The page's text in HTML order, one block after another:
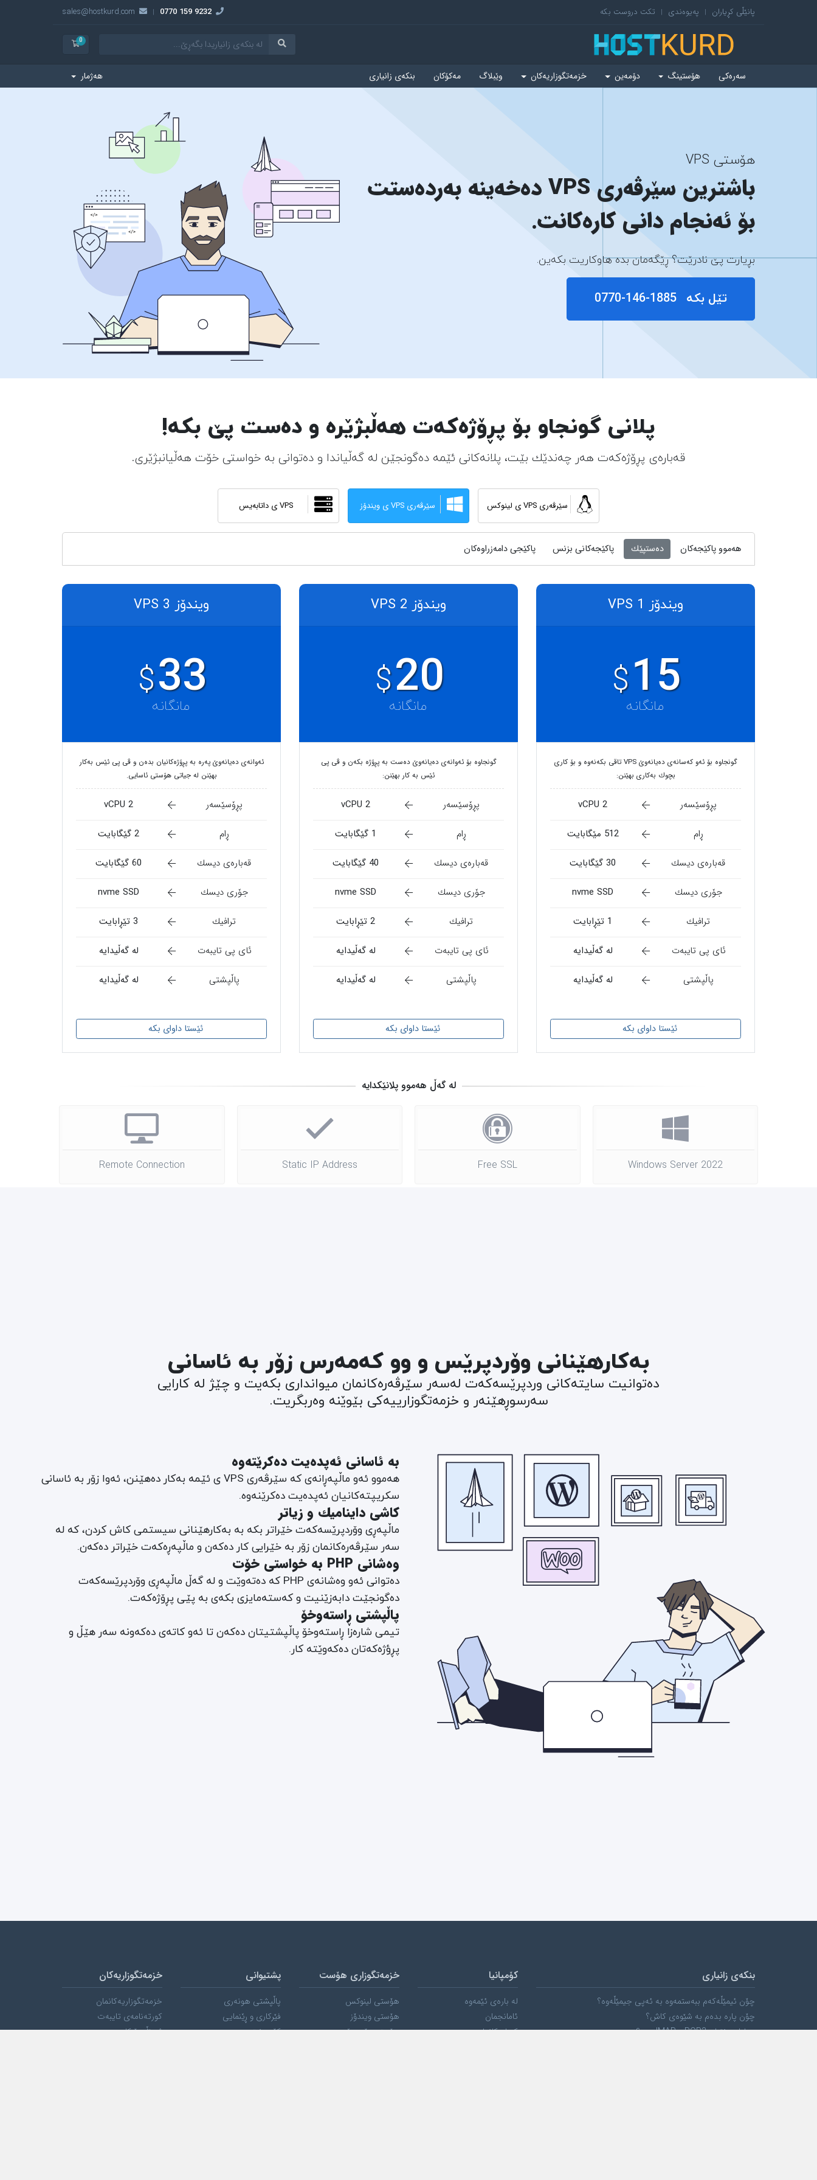
پانێڵی کڕیاران | پەیوەندی | تکت دروست بکە 9232 159 0770
|
sales@hostkurd.com
0 سەبەتەی کڕین
سەرەکی هۆستینگ دۆمەین خزمەتگوزاریەکان وێبلاگ مەکۆکان بنکەی زانیاری هەژمار
هۆستی VPS
باشترین سێرڤەری VPS دەخەینە بەردەستت
بۆ ئەنجام دانی کارەکانت.
بڕیارت پێ نادرێت؟ ڕێگەمان بدە هاوکاریت بکەین.
تێل بکە 0770-146-1885
پلانی گونجاو بۆ پڕۆژەکەت هەڵبژێرە و دەست پێ بکە!
قەبارەی پڕۆژەکەت هەر چەندێك بێت، پلانەکانی ئێمە دەگونجێن لە گەڵیاندا و دەتوانی بە خواستی خۆت هەڵیانبژێری.
سێرڤەری VPS ی لینوکس سێرڤەری VPS ی ویندۆز VPS ی داتابەیس
هەموو پاکێجەکان دەستپێك پاکێجەکانی بزنس پاکێجی دامەزراوەکان
ویندۆز VPS 1
$15
مانگانە
گونجاوە بۆ ئەو کەسانەی دەیانەوێ VPS تاقی بکەنەوە و بۆ کاری
بچوك بەکاری بهێنن:
پڕۆسێسەر
2 vCPU
ڕام
512 مێگابایت
قەبارەی دیسك
30 گێگابایت
جۆری دیسك
nvme SSD
ترافیك
1 تێڕابایت
ئای پی تایبەت
لە گەڵیدایە
پاڵپشتی
لە گەڵیدایە
ئێستا داوای بکە
ویندۆز VPS 2
$20
مانگانە
گونجاوە بۆ ئەوانەی دەیانەوێ دەست بە پڕۆژە بکەن و ڤی پی
ئێس بە کار بهێنن:
پڕۆسێسەر
2 vCPU
ڕام
1 گێگابایت
قەبارەی دیسك
40 گێگابایت
جۆری دیسك
nvme SSD
ترافیك
2 تێڕابایت
ئای پی تایبەت
لە گەڵیدایە
پاڵپشتی
لە گەڵیدایە
ئێستا داوای بکە
ویندۆز VPS 3
$33
مانگانە
ئەوانەی دەیانەوێ پەرە بە پڕۆژەکانیان بدەن و ڤی پی ئێس بەکار
بهێنن لە جیاتی هۆستی ئاسایی.
پڕۆسێسەر
2 vCPU
ڕام
2 گێگابایت
قەبارەی دیسك
60 گێگابایت
جۆری دیسك
nvme SSD
ترافیك
3 تێڕابایت
ئای پی تایبەت
لە گەڵیدایە
پاڵپشتی
لە گەڵیدایە
ئێستا داوای بکە
لە گەڵ هەموو پلانێکدایە
Windows Server 2022
Free SSL
Static IP Address
Remote Connection
بەکارهێنانی وۆردپرێس و وو کەمەرس زۆر بە ئاسانی
دەتوانیت سایتەکانی وردپرێسەکەت لەسەر سێرڤەرەکانمان میوانداری بکەیت و چێژ لە کارایی
سەرسوڕهێنەر و خزمەتگوزارییەکی بێوێنە وەربگریت.
بە ئاسانی ئەپدەیت دەکرێتەوە
هەموو ئەو ماڵپەڕانەی کە سێرڤەری VPS ی ئێمە بەکار دەهێنن، ئەوا زۆر بە ئاسانی
سکریپتەکانیان ئەپدەیت دەکرێنەوە.
کاشی داینامیك و زیاتر
ماڵپەڕی وۆردپرێسەکەت خێراتر بکە بە بەکارهێنانی سیستمی کاش کردن، کە لە
سەر سێرڤەرەکانمان زۆر بە خێرایی کار دەکەن و ماڵپەڕەکەت خێراتر دەکەن.
وەشانی PHP بە خواستی خۆت
دەتوانی ئەو وەشانەی PHP کە دەتەوێت و لە گەڵ ماڵپەڕی وۆردپرێسەکەت
دەگونجێت دابەزێنیت و کەستەمایزی بکەی بە پێی پڕۆژەکەت.
پاڵپشتی ڕاستەوخۆ
تیمی شارەزا ڕاستەوخۆ پاڵپشتیتان دەکەن تا ئەو کاتەی دەکەونە سەر هێڵ و
پڕؤژەکەتان دەکەوێتە کار.
بنکەی زانیاری
چۆن ئیمێڵەکەم ببەستمەوە بە ئەپی جیمێڵەوە؟
چۆن پارە بدەم بە شێوەی کاش؟
جیاوازی نێوان POP3 و IMAP چیە؟
کۆمپانیا
لە بارەی ئێمەوە
ئامانجمان
کڕیارەکانمان
خزمەتگوزاری هۆست
هۆستی لینوکس
هۆستی ویندۆز
هۆستی وۆردپرێس
پشتیوانی
پاڵپشتی هونەری
فێرکاری و ڕێنمایی
کۆمیونیتی
خزمەتگوزاریەکان
خزمەتگوزاریەکانمان
کورتەنامەی تایبەت
ئیمێڵ بۆ کار